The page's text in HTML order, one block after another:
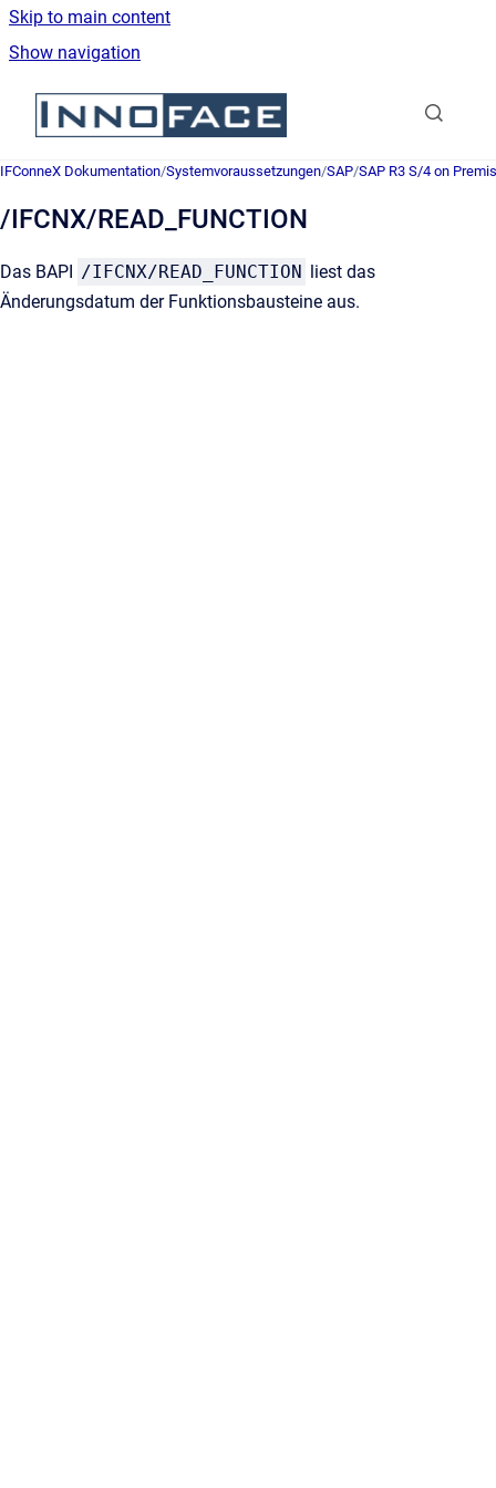
Skip to main content
Show navigation
Go to homepage
IFConneX Dokumentation/Systemvoraussetzungen/SAP/SAP R3 S/4 on
/IFCNX/READ_FUNCTION
Das BAPI /IFCNX/READ_FUNCTION liest das
Änderungsdatum der Funktionsbausteine aus.